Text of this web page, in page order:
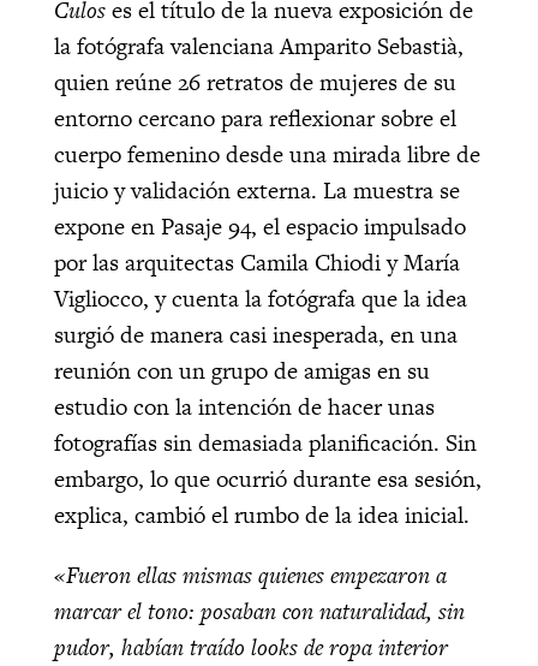
Culoses el título de la nueva exposición de
la fotógrafa valenciana Amparito Sebastià,
quien reúne 26 retratos de mujeres de su
entorno cercano para reflexionar sobre el
cuerpo femenino desde una mirada libre de
juicio y validación externa. La muestra se
expone en Pasaje 94, el espacio impulsado
por las arquitectas Camila Chiodi y María
Vigliocco, y cuenta la fotógrafa que la idea
surgió de manera casi inesperada, en una
reunión con un grupo de amigas en su
estudio con la intención de hacer unas
fotografías sin demasiada planificación. Sin
embargo, lo que ocurrió durante esa sesión,
explica, cambió el rumbo de la idea inicial.
«Fueron ellas mismas quienes empezaron a
marcar el tono: posaban con naturalidad, sin
pudor, habían traído looks de ropa interior